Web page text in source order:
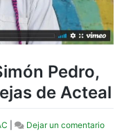
Pedro,
de Acteal
Dejar un comentarioen